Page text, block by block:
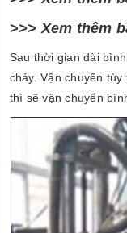
>>> Xem thêm
Sau thời gian dài
cháy. Vận chuyển
thì sẽ vận chuyển